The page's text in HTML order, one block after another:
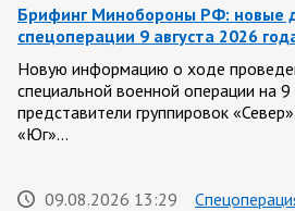
Брифинг Минобороны РФ: новые
спецоперации 9 августа 2026
Новую информацию о ходе
специальной военной операции на 9
представители группировок
«Юг»…
09.08.2026 13:29